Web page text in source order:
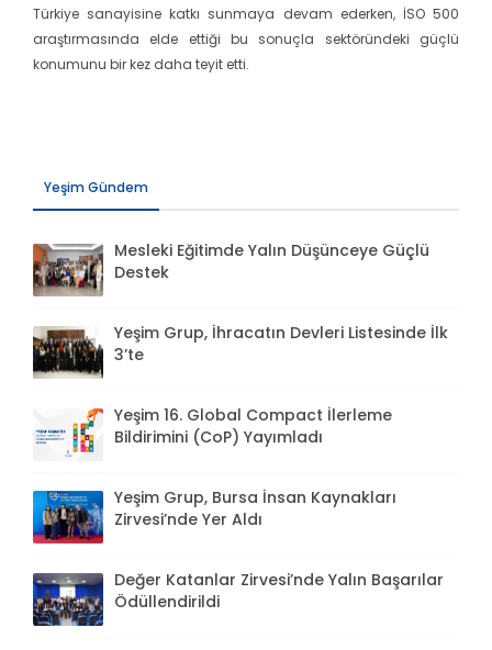
Türkiye sanayisine katkı sunmaya devam ederken, İSO 500
araştırmasında elde ettiği bu sonuçla sektöründeki güçlü
konumunu bir kez daha teyit etti.
Yeşim Gündem
Mesleki Eğitimde Yalın Düşünceye Güçlü
Destek
Yeşim Grup, İhracatın Devleri Listesinde İlk
3’te
Yeşim 16. Global Compact İlerleme
Bildirimini (CoP) Yayımladı
Yeşim Grup, Bursa İnsan Kaynakları
Zirvesi’nde Yer Aldı
Değer Katanlar Zirvesi’nde Yalın Başarılar
Ödüllendirildi